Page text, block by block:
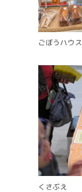
ごぼうハウス
くさぶえ